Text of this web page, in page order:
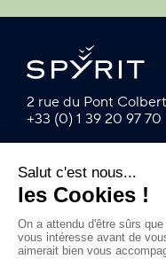
2 rue du Pont
+33 (0) 1 39 20 97 70
© 2003-2023 –
données personnelles